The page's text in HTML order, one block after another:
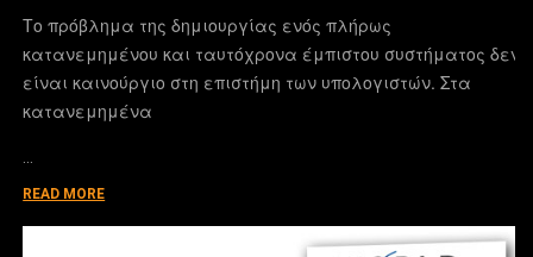
Το πρόβλημα της δημιουργίας ενός πλήρως
κατανεμημένου και ταυτόχρονα έμπιστου συστήματος δεν
είναι καινούργιο στη επιστήμη των υπολογιστών. Στα
κατανεμημένα
READ MORE